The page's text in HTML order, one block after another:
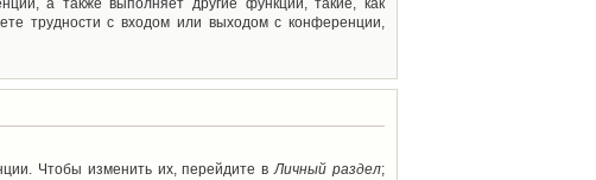
а также выполняет другие функции, такие, как
трудности с входом или выходом с конференции,
Чтобы изменить их, перейдите вЛичный раздел;